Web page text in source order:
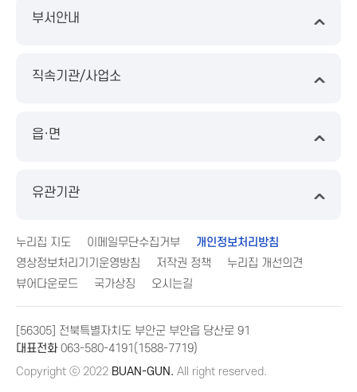
부서안내
직속기관/사업소
읍·면
유관기관
누리집 지도 이메일무단수집거부
개인정보처리방침
영상정보처리기기운영방침
저작권 정책
누리집 개선의견
뷰어다운로드
국가상징 오시는길
[56305] 전북특별자치도 부안군 부안읍 당산로 91
대표전화063-580-4191(1588-7719)
Copyright ⓒ 2022 BUAN-GUN. All right reserved.